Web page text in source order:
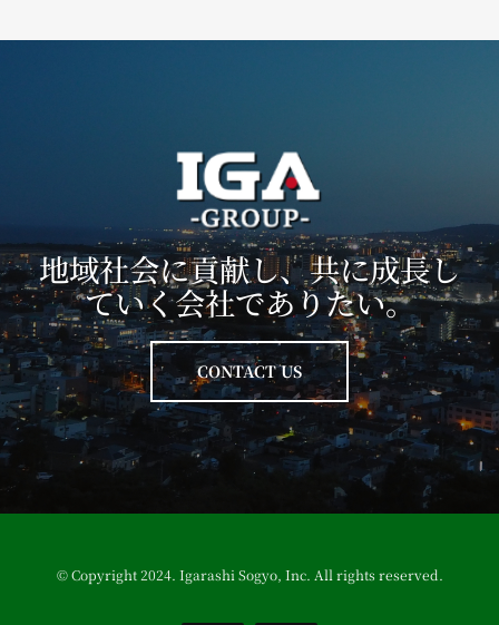
地域社会に貢献し、共に成長し
ていく会社でありたい。
CONTACT US
© Copyright 2024. Igarashi Sogyo, Inc. All rights reserved.